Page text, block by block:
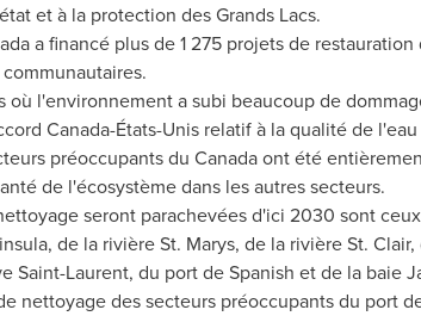
et à la protection des Grands Lacs.
a financé plus de 1 275 projets de restauration
l'environnement a subi beaucoup de
Canada-États-Unis relatif à la qualité de l'eau
préoccupants du Canada ont été
de l'écosystème dans les autres secteurs.
seront parachevées d'ici 2030 sont
de la rivièreSt. Marys, de la rivièreSt. Clair,
Saint-Laurent, du port de Spanish et de la baie
nettoyage des secteurs préoccupants du port